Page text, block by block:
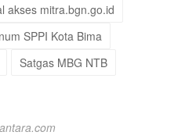
akses mitra.bgn.go.id
SPPI Kota Bima
Satgas MBG NTB